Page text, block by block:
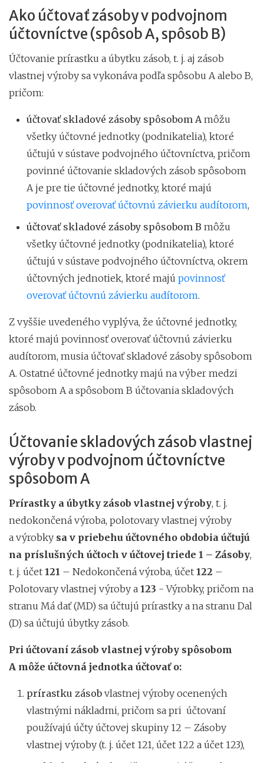
Ako účtovať zásoby v podvojnom
účtovníctve (spôsob A, spôsob B)
Účtovanie prírastku a úbytku zásob, t. j. aj zásob
vlastnej výroby sa vykonáva podľa spôsobu A alebo B,
pričom:
účtovať skladové zásoby spôsobom A môžu
všetky účtovné jednotky (podnikatelia), ktoré
účtujú v sústave podvojného účtovníctva, pričom
povinné účtovanie skladových zásob spôsobom
A je pre tie účtovné jednotky, ktoré majú
povinnosť overovať účtovnú závierku audítorom,
účtovať skladové zásoby spôsobom B môžu
všetky účtovné jednotky (podnikatelia), ktoré
účtujú v sústave podvojného účtovníctva, okrem
účtovných jednotiek, ktoré majú povinnosť
overovať účtovnú závierku audítorom.
Z vyššie uvedeného vyplýva, že účtovné jednotky,
ktoré majú povinnosť overovať účtovnú závierku
audítorom, musia účtovať skladové zásoby spôsobom
A. Ostatné účtovné jednotky majú na výber medzi
spôsobom A a spôsobom B účtovania skladových
zásob.
Účtovanie skladových zásob vlastnej
výroby v podvojnom účtovníctve
spôsobom A
Prírastky a úbytky zásob vlastnej výroby, t. j.
nedokončená výroba, polotovary vlastnej výroby
a výrobky sa v priebehu účtovného obdobia účtujú
na príslušných účtoch v účtovej triede 1 – Zásoby,
t. j. účet 121 – Nedokončená výroba, účet 122 –
Polotovary vlastnej výroby a 123 - Výrobky, pričom na
stranu Má dať (MD) sa účtujú prírastky a na stranu Dal
(D) sa účtujú úbytky zásob.
Pri účtovaní zásob vlastnej výroby spôsobom
A môže účtovná jednotka účtovať o:
prírastku zásob vlastnej výroby ocenených
vlastnými nákladmi, pričom sa pri účtovaní
používajú účty účtovej skupiny 12 – Zásoby
vlastnej výroby (t. j. účet 121, účet 122 a účet 123),